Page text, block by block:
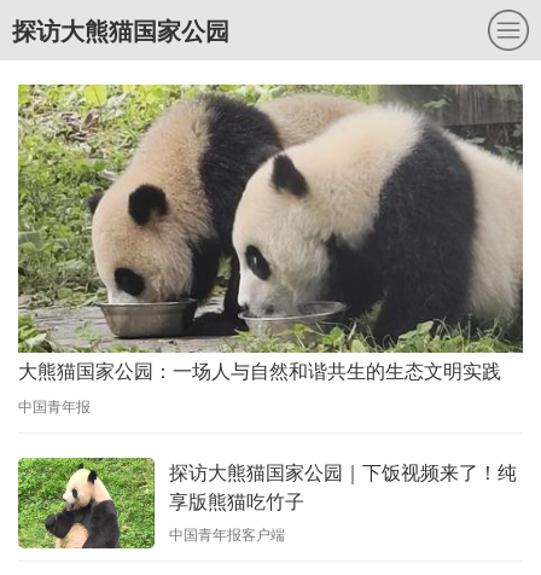
探访大熊猫国家公园
大熊猫国家公园：一场人与自然和谐共生的生态文明实践
中国青年报
探访大熊猫国家公园｜下饭视频来了！纯
享版熊猫吃竹子
中国青年报客户端